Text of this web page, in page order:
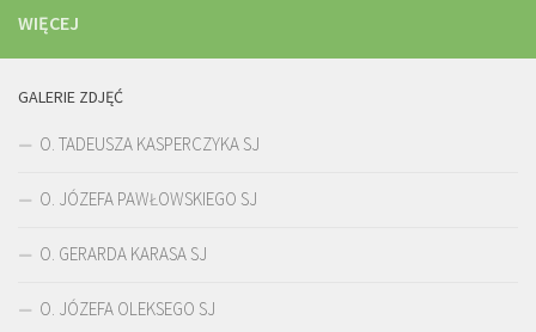
WIĘCEJ
GALERIE ZDJĘĆ
O. TADEUSZA KASPERCZYKA SJ
O. JÓZEFA PAWŁOWSKIEGO SJ
O. GERARDA KARASA SJ
O. JÓZEFA OLEKSEGO SJ